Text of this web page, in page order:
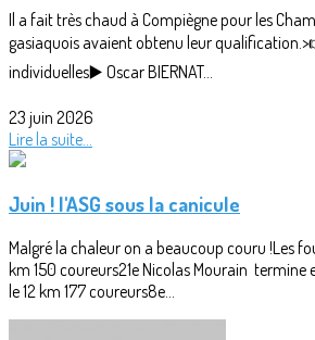
Il a fait très chaud à Compiègne pour les
gasiaquois avaient obtenu leur
individuelles▶️ Oscar BIERNAT...
23 juin 2026
Lire la suite...
Juin ! l'ASG sous la canicule
Malgré la chaleur on a beaucoup couru !Les
km 150 coureurs21e Nicolas Mourain termine
le 12 km 177 coureurs8e...